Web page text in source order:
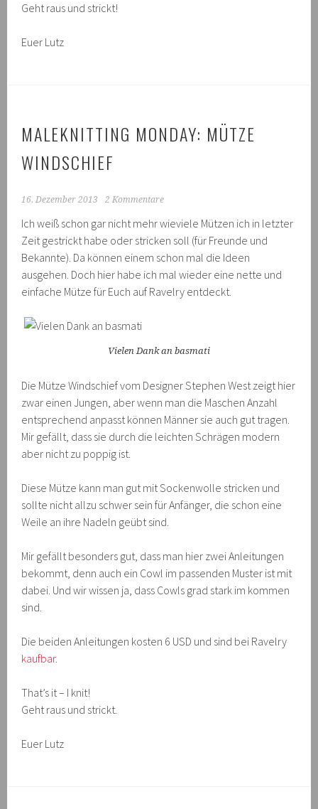
Geht raus und strickt!
Euer Lutz
MALEKNITTING MONDAY: MÜTZE
WINDSCHIEF
16. Dezember 2013 2 Kommentare
Ich weiß schon gar nicht mehr wieviele Mützen ich in letzter
Zeit gestrickt habe oder stricken soll (für Freunde und
Bekannte). Da können einem schon mal die Ideen
ausgehen. Doch hier habe ich mal wieder eine nette und
einfache Mütze für Euch auf Ravelry entdeckt.
Vielen Dank an basmati
Die Mütze Windschief vom Designer Stephen West zeigt hier
zwar einen Jungen, aber wenn man die Maschen Anzahl
entsprechend anpasst können Männer sie auch gut tragen.
Mir gefällt, dass sie durch die leichten Schrägen modern
aber nicht zu poppig ist.
Diese Mütze kann man gut mit Sockenwolle stricken und
sollte nicht allzu schwer sein für Anfänger, die schon eine
Weile an ihre Nadeln geübt sind.
Mir gefällt besonders gut, dass man hier zwei Anleitungen
bekommt, denn auch ein Cowl im passenden Muster ist mit
dabei. Und wir wissen ja, dass Cowls grad stark im kommen
sind.
Die beiden Anleitungen kosten 6 USD und sind bei Ravelry
kaufbar.
That’s it – I knit!
Geht raus und strickt.
Euer Lutz